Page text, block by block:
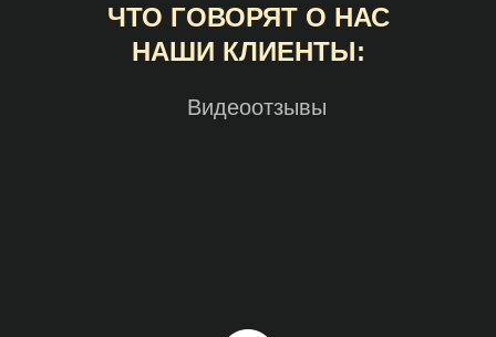
ЧТО ГОВОРЯТ О НАС
НАШИ КЛИЕНТЫ:
Видеоотзывы